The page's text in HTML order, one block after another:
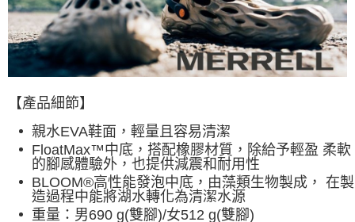
每筆NT$80，滿NT$490(含以上)免運費
離島宅配
每筆NT$80，滿NT$490(含以上)免運費
付款後門市自取
【產品細節】
親水EVA鞋面，輕量且容易清潔
FloatMax™中底，搭配橡膠材質，除給予輕盈 柔軟
的腳感體驗外，也提供減震和耐用性
BLOOM®高性能發泡中底，由藻類生物製成， 在製
造過程中能將湖水轉化為清潔水源
重量：男690 g(雙腳)/女512 g(雙腳)